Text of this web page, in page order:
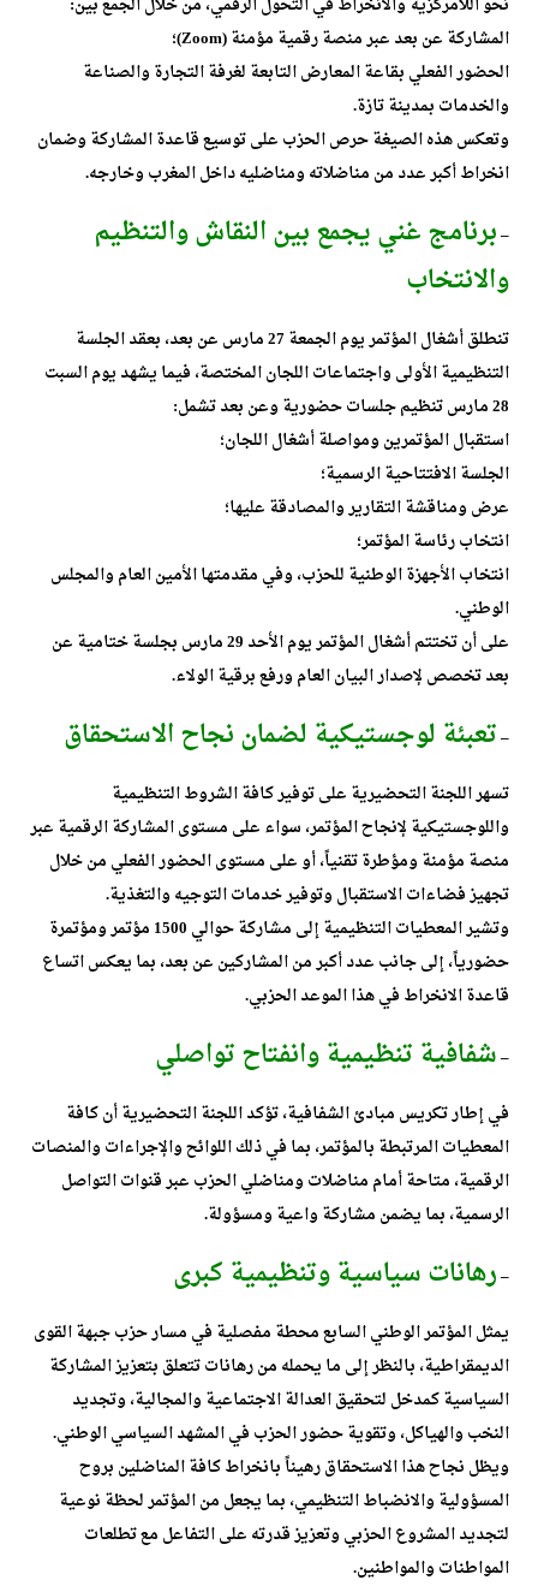
المشاركة عن بعد عبر منصة رقمية مؤمنة (Zoom)؛
الحضور الفعلي بقاعة المعارض التابعة لغرفة التجارة والصناعة
والخدمات بمدينة تازة.
وتعكس هذه الصيغة حرص الحزب على توسيع قاعدة المشاركة وضمان
انخراط أكبر عدد من مناضلاته ومناضليه داخل المغرب وخارجه.
–برنامج غني يجمع بين النقاش والتنظيم
والانتخاب
تنطلق أشغال المؤتمر يوم الجمعة 27 مارس عن بعد، بعقد الجلسة
التنظيمية الأولى واجتماعات اللجان المختصة، فيما يشهد يوم السبت
28 مارس تنظيم جلسات حضورية وعن بعد تشمل:
استقبال المؤتمرين ومواصلة أشغال اللجان؛
الجلسة الافتتاحية الرسمية؛
عرض ومناقشة التقارير والمصادقة عليها؛
انتخاب رئاسة المؤتمر؛
انتخاب الأجهزة الوطنية للحزب، وفي مقدمتها الأمين العام والمجلس
الوطني.
على أن تختتم أشغال المؤتمر يوم الأحد 29 مارس بجلسة ختامية عن
بعد تخصص لإصدار البيان العام ورفع برقية الولاء.
–تعبئة لوجستيكية لضمان نجاح الاستحقاق
تسهر اللجنة التحضيرية على توفير كافة الشروط التنظيمية
واللوجستيكية لإنجاح المؤتمر، سواء على مستوى المشاركة الرقمية عبر
منصة مؤمنة ومؤطرة تقنياً، أو على مستوى الحضور الفعلي من خلال
تجهيز فضاءات الاستقبال وتوفير خدمات التوجيه والتغذية.
وتشير المعطيات التنظيمية إلى مشاركة حوالي 1500 مؤتمر ومؤتمرة
حضورياً، إلى جانب عدد أكبر من المشاركين عن بعد، بما يعكس اتساع
قاعدة الانخراط في هذا الموعد الحزبي.
–شفافية تنظيمية وانفتاح تواصلي
في إطار تكريس مبادئ الشفافية، تؤكد اللجنة التحضيرية أن كافة
المعطيات المرتبطة بالمؤتمر، بما في ذلك اللوائح والإجراءات والمنصات
الرقمية، متاحة أمام مناضلات ومناضلي الحزب عبر قنوات التواصل
الرسمية، بما يضمن مشاركة واعية ومسؤولة.
–رهانات سياسية وتنظيمية كبرى
يمثل المؤتمر الوطني السابع محطة مفصلية في مسار حزب جبهة القوى
الديمقراطية، بالنظر إلى ما يحمله من رهانات تتعلق بتعزيز المشاركة
السياسية كمدخل لتحقيق العدالة الاجتماعية والمجالية، وتجديد
النخب والهياكل، وتقوية حضور الحزب في المشهد السياسي الوطني.
ويظل نجاح هذا الاستحقاق رهيناً بانخراط كافة المناضلين بروح
المسؤولية والانضباط التنظيمي، بما يجعل من المؤتمر لحظة نوعية
لتجديد المشروع الحزبي وتعزيز قدرته على التفاعل مع تطلعات
المواطنات والمواطنين.